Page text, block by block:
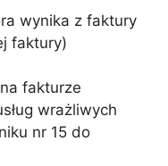
wynika z faktury
faktury)
fakturze
wrażliwych
nr 15 do